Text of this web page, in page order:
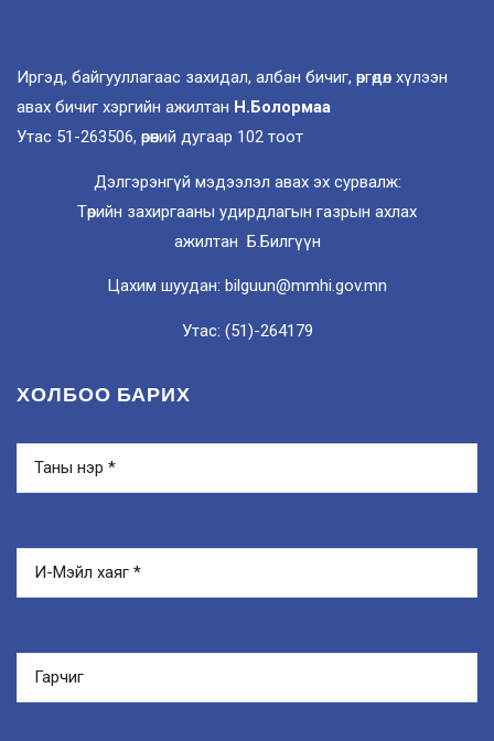
Иргэд, байгууллагаас захидал, албан бичиг, өргөдөл хүлээн
авах бичиг хэргийн ажилтан Н.Болормаа
Утас 51-263506, өрөөний дугаар 102 тоот
Дэлгэрэнгүй мэдээлэл авах эх сурвалж:
Төрийн захиргааны удирдлагын газрын ахлах
ажилтан Б.Билгүүн
Цахим шуудан: bilguun@mmhi.gov.mn
Утас: (51)-264179
ХОЛБОО БАРИХ